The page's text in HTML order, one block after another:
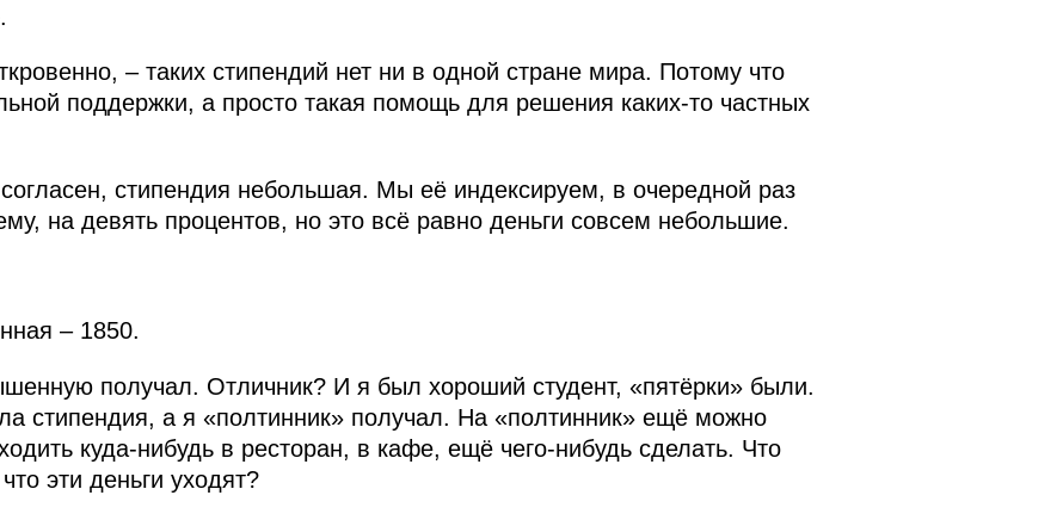
– таких стипендий нет ни в одной стране мира. Потому что
поддержки, а просто такая помощь для решения каких‑то частных
стипендия небольшая. Мы её индексируем, в очередной раз
на девять процентов, но это всё равно деньги совсем небольшие.
– 1850.
получал. Отличник? И я был хороший студент, «пятёрки» были.
стипендия, а я «полтинник» получал. На «полтинник» ещё можно
куда‑нибудь в ресторан, в кафе, ещё чего‑нибудь сделать. Что
эти деньги уходят?